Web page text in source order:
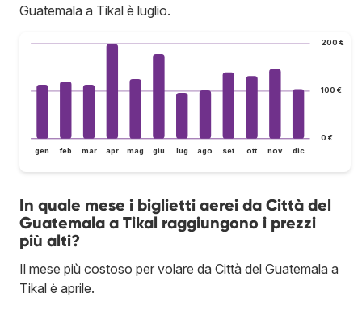
Guatemala a Tikal è luglio.
0 €
100 €
200 €
gen feb mar apr mag giu lug ago set ott nov dic
In quale mese i biglietti aerei da Città del
Guatemala a Tikal raggiungono i prezzi
più alti?
Il mese più costoso per volare da Città del Guatemala a
Tikal è aprile.